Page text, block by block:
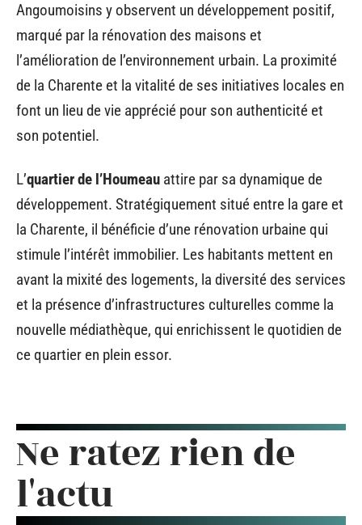
Angoumoisins y observent un développement positif,
marqué par la rénovation des maisons et
l’amélioration de l’environnement urbain. La proximité
de la Charente et la vitalité de ses initiatives locales en
font un lieu de vie apprécié pour son authenticité et
son potentiel.
L’quartier de l’Houmeau attire par sa dynamique de
développement. Stratégiquement situé entre la gare et
la Charente, il bénéficie d’une rénovation urbaine qui
stimule l’intérêt immobilier. Les habitants mettent en
avant la mixité des logements, la diversité des services
et la présence d’infrastructures culturelles comme la
nouvelle médiathèque, qui enrichissent le quotidien de
ce quartier en plein essor.
Ne ratez rien de
l'actu